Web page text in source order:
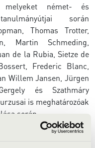
melyeket német- és
során
Thomas Trotter,
Martin Schmeding,
de la Rubia, Sietze de
Frederic Blanc,
Willem Jansen, Jürgen
és Szathmáry
is meghatározóak
során.